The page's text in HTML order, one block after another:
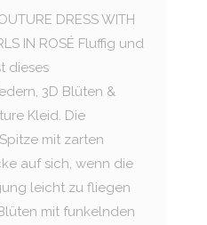
DRESS WITH
IN ROSÉ Fluffig und
dieses
3D Blüten &
Kleid. Die
mit zarten
auf sich, wenn die
leicht zu fliegen
mit funkelnden